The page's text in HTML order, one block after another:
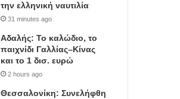
την ελληνική ναυτιλία
31 minutes ago
Αδαλής: Το καλώδιο, το
παιχνίδι Γαλλίας–Κίνας
και το 1 δισ. ευρώ
2 hours ago
Θεσσαλονίκη: Συνελήφθη